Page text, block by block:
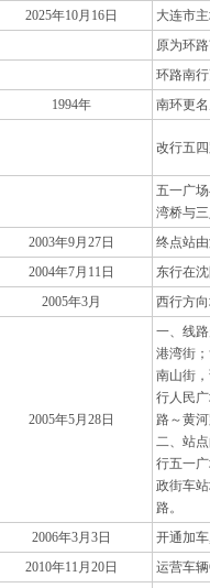
2025年10月16日
大连市
原为环
环路南
1994年
南环更
改行五
五一广
湾桥与
2003年9月27日
终点站
2004年7月11日
东行在
2005年3月
西行方
2005年5月28日
一、线
港湾街
南山街
行人民
路～黄
二、站
行五一
政街车
路。
2006年3月3日
开通加
2010年11月20日
运营车